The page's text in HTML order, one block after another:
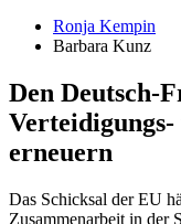
Ronja Kempin
Barbara Kunz
Den Deutsch-
erneuern
Das Schicksal der EU
Zusammenarbeit in der